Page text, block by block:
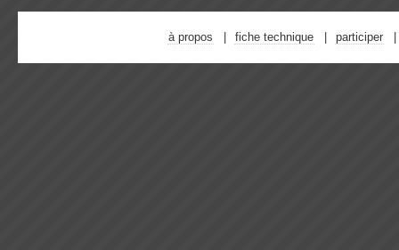
à propos fiche technique participer